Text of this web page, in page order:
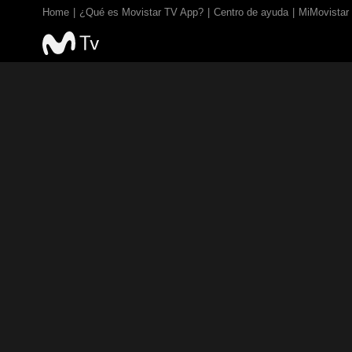
Home ¿Qué es Movistar TV App? Centro de ayuda MiMovistar